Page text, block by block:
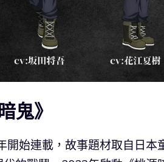
鬼》
開始連載，故事題材取自日